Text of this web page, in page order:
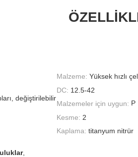
Malzeme: Yüksek hızlı
değiştirilebilir
DC: 12.5-42
Malzemeler için uygun: P
Kesme: 2
Kaplama: titanyum nitrür
,